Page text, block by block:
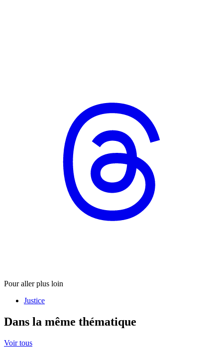
Pour aller plus loin
Justice
Dans la même thématique
Voir tous